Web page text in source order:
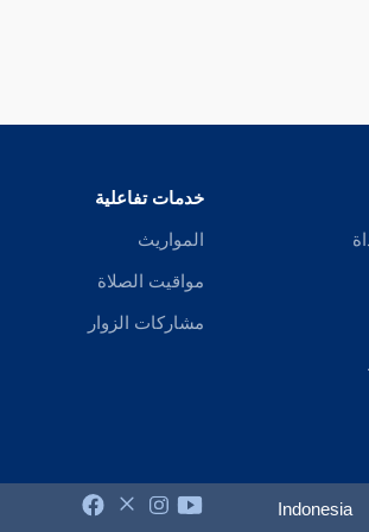
خدمات تفاعلية
المواريث
مواقيت الصلاة
مشاركات الزوار
Indonesia